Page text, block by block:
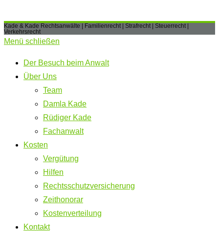
Kade & Kade Rechtsanwälte | Familienrecht | Strafrecht | Steuerrecht |
Verkehrsrecht
Menü schließen
Der Besuch beim Anwalt
Über Uns
Team
Damla Kade
Rüdiger Kade
Fachanwalt
Kosten
Vergütung
Hilfen
Rechtsschutzversicherung
Zeithonorar
Kostenverteilung
Kontakt